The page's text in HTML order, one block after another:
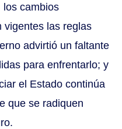
los cambios
vigentes las reglas
advirtió un faltante
para enfrentarlo; y
el Estado continúa
que se radiquen